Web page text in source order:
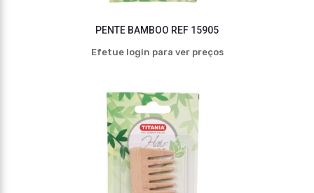
PENTE BAMBOO REF 15905
Efetue login para ver preços